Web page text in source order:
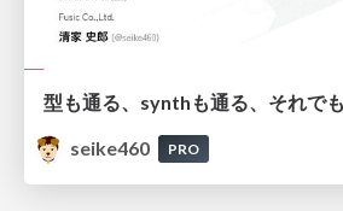
seike460
PRO